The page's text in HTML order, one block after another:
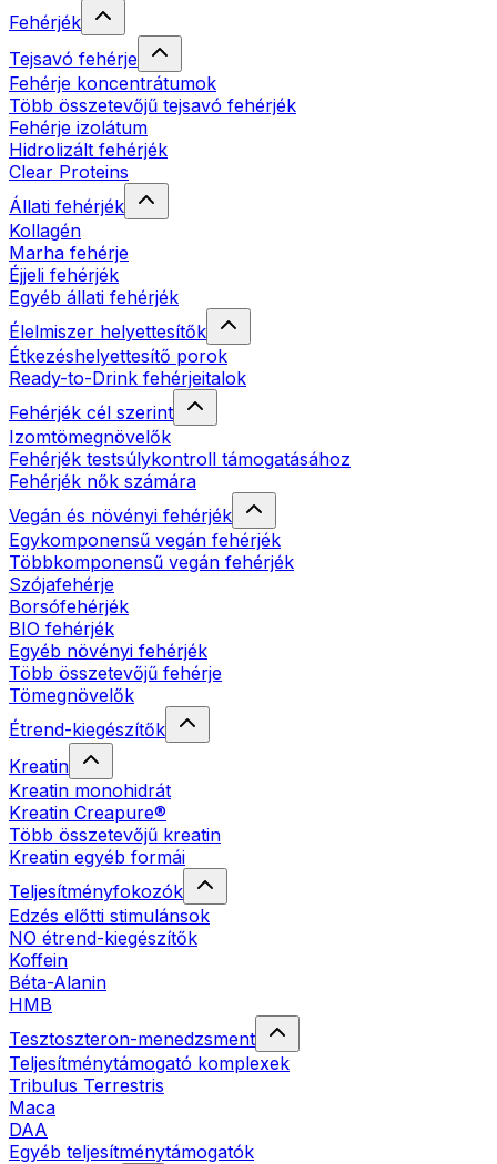
Fehérjék
Tejsavó fehérje
Fehérje koncentrátumok
Több összetevőjű tejsavó fehérjék
Fehérje izolátum
Hidrolizált fehérjék
Clear Proteins
Állati fehérjék
Kollagén
Marha fehérje
Éjjeli fehérjék
Egyéb állati fehérjék
Élelmiszer helyettesítők
Étkezéshelyettesítő porok
Ready-to-Drink fehérjeitalok
Fehérjék cél szerint
Izomtömegnövelők
Fehérjék testsúlykontroll támogatásához
Fehérjék nők számára
Vegán és növényi fehérjék
Egykomponensű vegán fehérjék
Többkomponensű vegán fehérjék
Szójafehérje
Borsófehérjék
BIO fehérjék
Egyéb növényi fehérjék
Több összetevőjű fehérje
Tömegnövelők
Étrend-kiegészítők
Kreatin
Kreatin monohidrát
Kreatin Creapure®
Több összetevőjű kreatin
Kreatin egyéb formái
Teljesítményfokozók
Edzés előtti stimulánsok
NO étrend-kiegészítők
Koffein
Béta-Alanin
HMB
Tesztoszteron-menedzsment
Teljesítménytámogató komplexek
Tribulus Terrestris
Maca
DAA
Egyéb teljesítménytámogatók